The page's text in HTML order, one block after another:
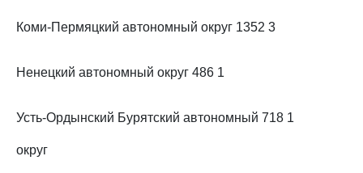
Коми-Пермяцкий автономный округ 1352 3
Ненецкий автономный округ 486 1
Усть-Ордынский Бурятский автономный 718 1
округ